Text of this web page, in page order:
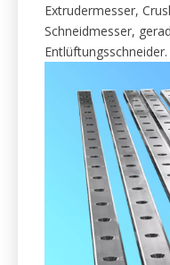
2. Shredder-
für die